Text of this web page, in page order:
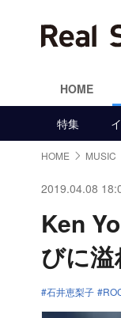
HOME
特集
HOME MUSIC
2019.04.08
Ken
びに溢
石井恵梨子